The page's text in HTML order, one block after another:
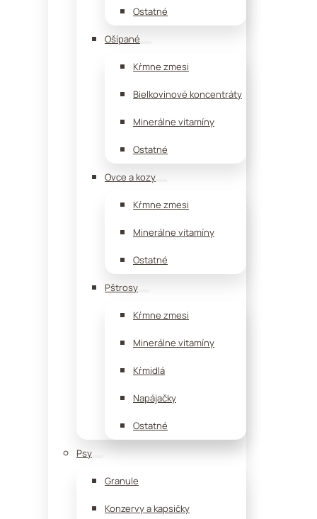
Ostatné
Ošípané
Kŕmne zmesi
Bielkovinové koncentráty
Minerálne vitamíny
Ostatné
Ovce a kozy
Kŕmne zmesi
Minerálne vitamíny
Ostatné
Pštrosy
Kŕmne zmesi
Minerálne vitamíny
Kŕmidlá
Napájačky
Ostatné
Psy
Granule
Konzervy a kapsičky